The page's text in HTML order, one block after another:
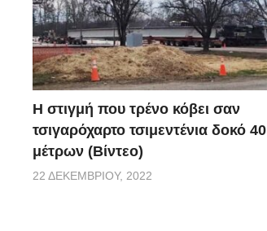
H στιγμή που τρένο κόβει σαν
τσιγαρόχαρτο τσιμεντένια δοκό 40
μέτρων (Βίντεο)
22 ΔΕΚΕΜΒΡΊΟΥ, 2022